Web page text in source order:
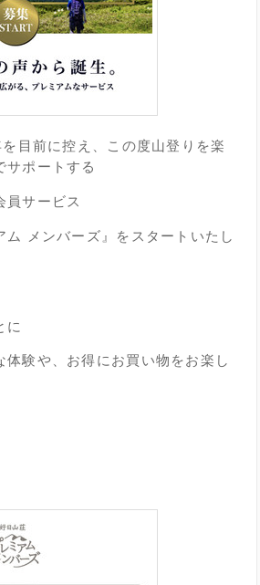
目前に控え、この度山登りを楽
サポートする
員サービス
ム メンバーズ』をスタートいたし
に
体験や、お得にお買い物をお楽し